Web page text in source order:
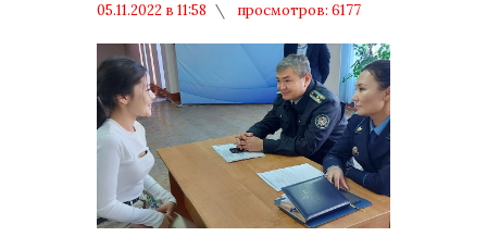
05.11.2022 в 11:58
просмотров: 6177